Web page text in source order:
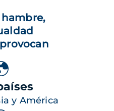
y América